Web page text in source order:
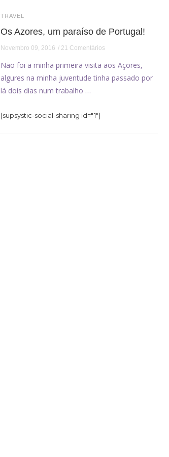
TRAVEL
Os Azores, um paraíso de Portugal!
Novembro 09, 2016 21 Comentários
Não foi a minha primeira visita aos Açores,
algures na minha juventude tinha passado por
lá dois dias num trabalho …
[supsystic-social-sharing id="1"]